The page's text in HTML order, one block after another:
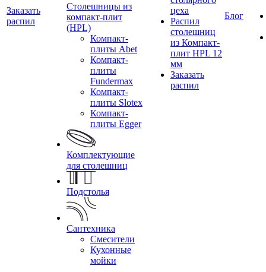
Заказать
распил
Столешницы из
компакт-плит
(HPL)
Компакт-
плиты Abet
Компакт-
плиты
Fundermax
Компакт-
плиты Slotex
Компакт-
плиты Egger
Комплектующие
для столешниц
Подстолья
Сантехника
Смесители
Кухонные
мойки
цеха
Распил
столешниц
из Компакт-
плит HPL 12
мм
Заказать
распил
Блог